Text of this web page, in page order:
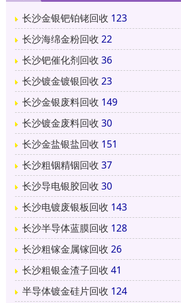
长沙金银钯铂铑回收 123
长沙海绵金粉回收 22
长沙钯催化剂回收 36
长沙镀金镀银回收 23
长沙金银废料回收 149
长沙镀金废料回收 30
长沙金盐银盐回收 151
长沙粗铟精铟回收 37
长沙导电银胶回收 30
长沙电镀废银板回收 143
长沙半导体蓝膜回收 128
长沙粗镓金属镓回收 26
长沙粗银金渣子回收 41
半导体镀金硅片回收 124